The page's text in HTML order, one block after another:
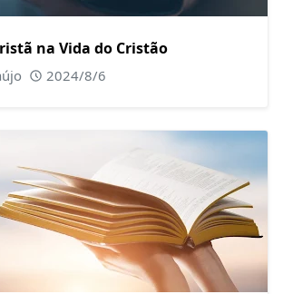
na Vida do Cristão
2024/8/6